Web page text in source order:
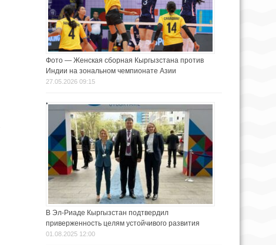
Фото — Женская сборная Кыргызстана против
Индии на зональном чемпионате Азии
27.05.2026 09:15
В Эл-Риаде Кыргызстан подтвердил
приверженность целям устойчивого развития
01.08.2025 12:00